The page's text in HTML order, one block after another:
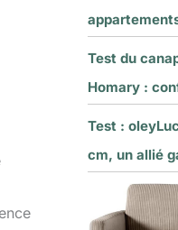
Test du
Homary :
Test :
cm, un allié